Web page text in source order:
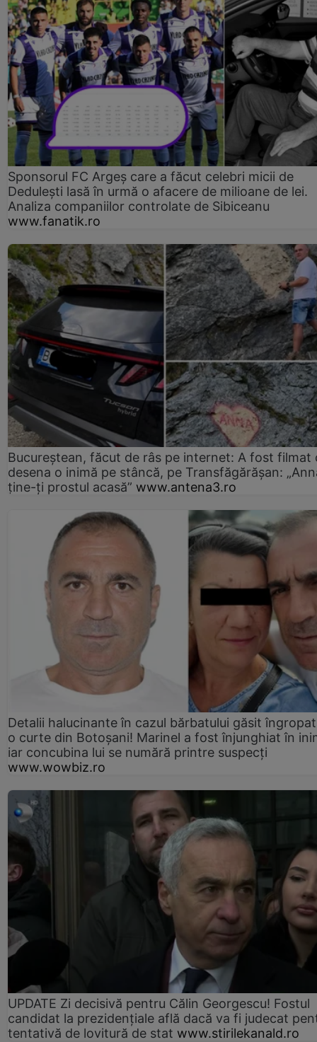
Sponsorul FC Argeș care a făcut celebri micii de
Dedulești lasă în urmă o afacere de milioane de lei.
Analiza companiilor controlate de Sibiceanu
www.fanatik.ro
Bucureștean, făcut de râs pe internet: A fost filmat
desena o inimă pe stâncă, pe Transfăgărășan:
ține-ți prostul acasă” www.antena3.ro
Detalii halucinante în cazul bărbatului găsit
o curte din Botoșani! Marinel a fost înjunghiat în
iar concubina lui se numără printre suspecți
www.wowbiz.ro
UPDATE Zi decisivă pentru Călin Georgescu! Fostul
candidat la prezidențiale află dacă va fi judecat
tentativă de lovitură de stat www.stirilekanald.ro